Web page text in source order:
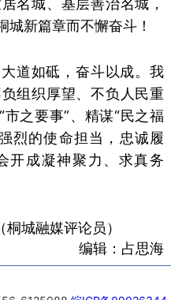
名城、基层善治名城，
新篇章而不懈奋斗！
道如砥，奋斗以成。我
组织厚望、不负人民重
之要事”、精谋“民之福
烈的使命担当，忠诚履
开成凝神聚力、求真务
城融媒评论员）
编辑：占思海